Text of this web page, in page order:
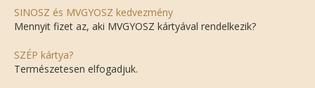
SINOSZ és MVGYOSZ kedvezmény
Mennyit fizet az, aki MVGYOSZ kártyával rendelkezik?
SZÉP kártya?
Természetesen elfogadjuk.